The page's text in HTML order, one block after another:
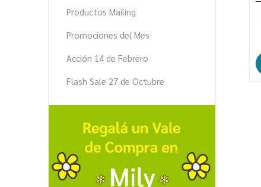
Productos Mailing
Promociones del Mes
Acción 14 de Febrero
Flash Sale 27 de Octubre